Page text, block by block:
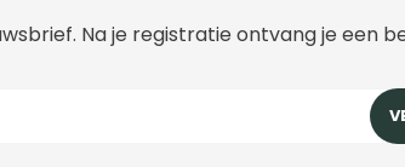
Na je registratie ontvang je een